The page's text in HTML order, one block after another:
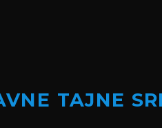
TAJNE